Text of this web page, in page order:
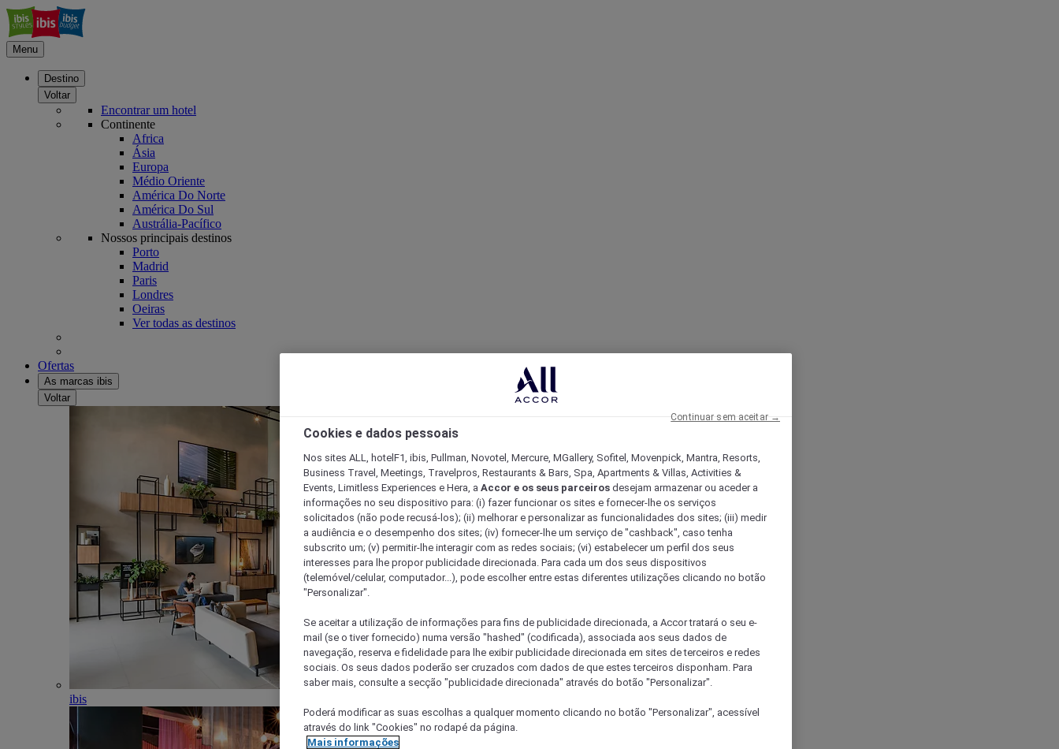
Menu
Destino
Voltar
Encontrar um hotel
Continente
Africa
Ásia
Europa
Médio Oriente
América Do Norte
América Do Sul
Austrália-Pacífico
Nossos principais destinos
Porto
Madrid
Paris
Londres
Oeiras
Ver todas as destinos
Ofertas
As marcas ibis
Voltar
ibis
Cookies e dados pessoais
Nos sites ALL, hotelF1, ibis, Pullman, Novotel, Mercure, MGallery, Sofitel, Movenpick, Mantra, Resorts,
Business Travel, Meetings, Travelpros, Restaurants & Bars, Spa, Apartments & Villas, Activities &
Events, Limitless Experiences e Hera, a Accor e os seus parceiros desejam armazenar ou aceder a
informações no seu dispositivo para: (i) fazer funcionar os sites e fornecer-lhe os serviços
solicitados (não pode recusá-los); (ii) melhorar e personalizar as funcionalidades dos sites; (iii) medir
a audiência e o desempenho dos sites; (iv) fornecer-lhe um serviço de "cashback", caso tenha
subscrito um; (v) permitir-lhe interagir com as redes sociais; (vi) estabelecer um perfil dos seus
interesses para lhe propor publicidade direcionada. Para cada um dos seus dispositivos
(telemóvel/celular, computador...), pode escolher entre estas diferentes utilizações clicando no botão
"Personalizar".
Se aceitar a utilização de informações para fins de publicidade direcionada, a Accor tratará o seu e-
mail (se o tiver fornecido) numa versão "hashed" (codificada), associada aos seus dados de
navegação, reserva e fidelidade para lhe exibir publicidade direcionada em sites de terceiros e redes
sociais. Os seus dados poderão ser cruzados com dados de que estes terceiros disponham. Para
saber mais, consulte a secção "publicidade direcionada" através do botão "Personalizar".
Poderá modificar as suas escolhas a qualquer momento clicando no botão "Personalizar", acessível
através do link "Cookies" no rodapé da página.
Mais informações
Continuar sem aceitar →